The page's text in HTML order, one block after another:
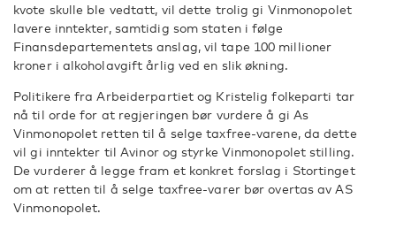
kvote skulle ble vedtatt, vil dette trolig gi Vinmonopolet
lavere inntekter, samtidig som staten i følge
Finansdepartementets anslag, vil tape 100 millioner
kroner i alkoholavgift årlig ved en slik økning.
Politikere fra Arbeiderpartiet og Kristelig folkeparti tar
nå til orde for at regjeringen bør vurdere å gi As
Vinmonopolet retten til å selge taxfree-varene, da dette
vil gi inntekter til Avinor og styrke Vinmonopolet stilling.
De vurderer å legge fram et konkret forslag i Stortinget
om at retten til å selge taxfree-varer bør overtas av AS
Vinmonopolet.